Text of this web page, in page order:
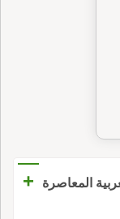
المعاصرة +